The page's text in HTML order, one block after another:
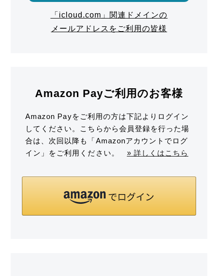
「icloud.com」関連ドメインの
メールアドレスをご利用の皆様
Amazon Payご利用のお客様
Amazon Payをご利用の方は下記よりログイン
してください。こちらから会員登録を行った場
合は、次回以降も「Amazonアカウントでログ
イン」をご利用ください。 » 詳しくはこちら